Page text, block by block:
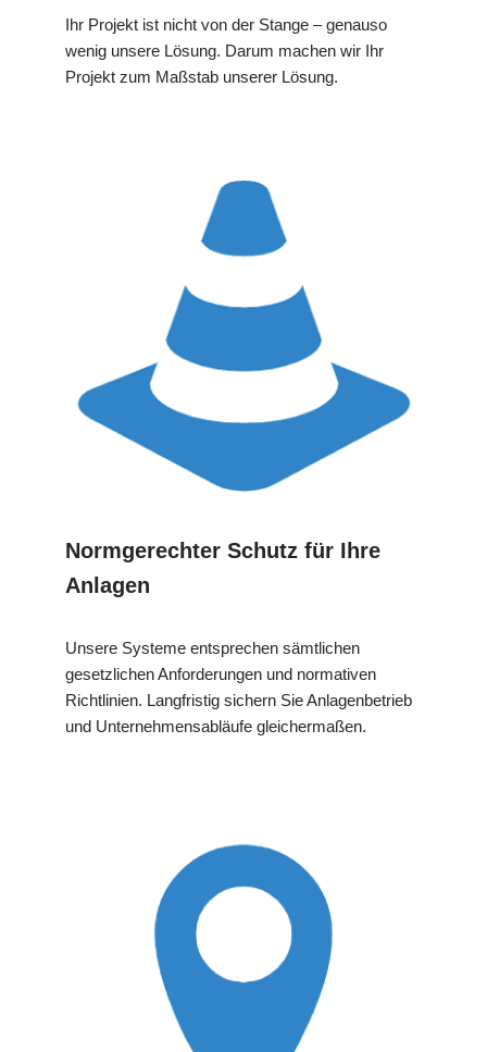
Ihr Projekt ist nicht von der Stange – genauso
wenig unsere Lösung. Darum machen wir Ihr
Projekt zum Maßstab unserer Lösung.
Normgerechter Schutz für Ihre
Anlagen
Unsere Systeme entsprechen sämtlichen
gesetzlichen Anforderungen und normativen
Richtlinien. Langfristig sichern Sie Anlagenbetrieb
und Unternehmensabläufe gleichermaßen.